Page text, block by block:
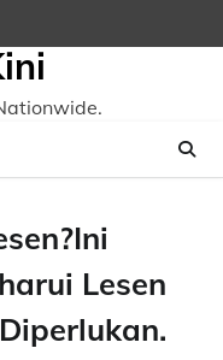
Lesen